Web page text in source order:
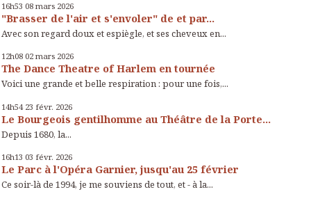
16h53 08 mars 2026
"Brasser de l'air et s'envoler" de et par...
Avec son regard doux et espiègle, et ses cheveux en...
12h08 02 mars 2026
The Dance Theatre of Harlem en tournée
Voici une grande et belle respiration : pour une fois,...
14h54 23 févr. 2026
Le Bourgeois gentilhomme au Théâtre de la Porte...
Depuis 1680, la...
16h13 03 févr. 2026
Le Parc à l'Opéra Garnier, jusqu'au 25 février
Ce soir-là de 1994, je me souviens de tout, et - à la...